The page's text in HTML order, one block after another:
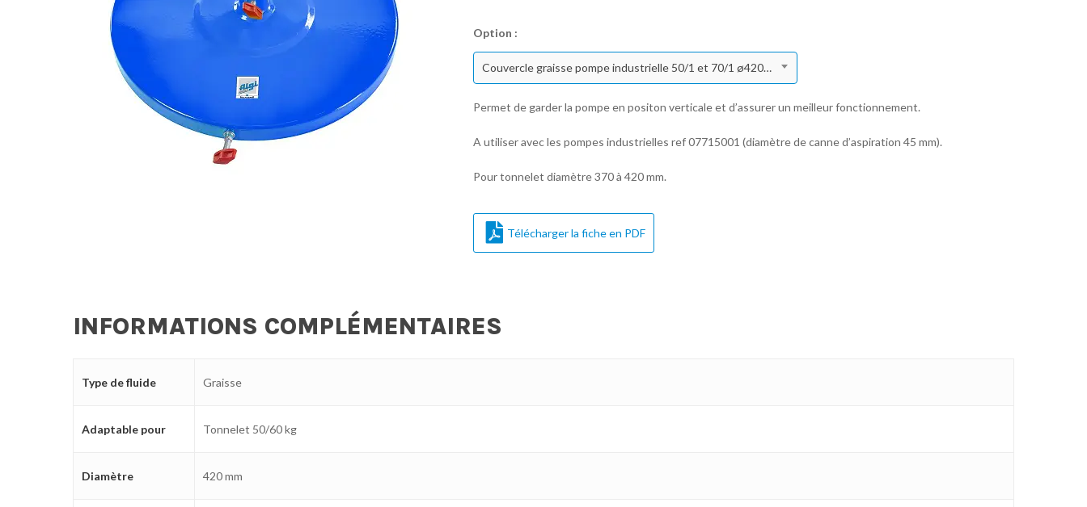
Option :
Couvercle graisse pompe industrielle 50/1 et 70/1 ø420 mm pour tonnelet 50/60 kg
Permet de garder la pompe en positon verticale et d’assurer un meilleur fonctionnement.
A utiliser avec les pompes industrielles ref 07715001 (diamètre de canne d’aspiration 45 mm).
Pour tonnelet diamètre 370 à 420 mm.
Télécharger la fiche en PDF
INFORMATIONS COMPLÉMENTAIRES
Type de fluide Graisse
Adaptable pour Tonnelet 50/60 kg
Diamètre 420 mm